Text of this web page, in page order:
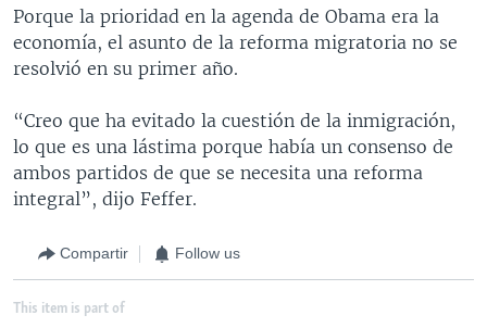
Porque la prioridad en la agenda de Obama era la
economía, el asunto de la reforma migratoria no se
resolvió en su primer año.
“Creo que ha evitado la cuestión de la inmigración,
lo que es una lástima porque había un consenso de
ambos partidos de que se necesita una reforma
integral”, dijo Feffer.
Compartir Follow us
This item is part of